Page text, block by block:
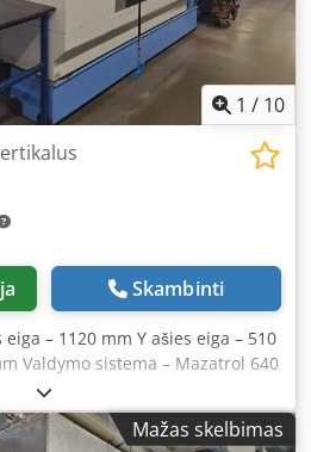
1 / 10
Skambinti
eiga – 1120 mm Y ašies eiga – 510
Valdymo sistema – Mazatrol 640
Mažas skelbimas